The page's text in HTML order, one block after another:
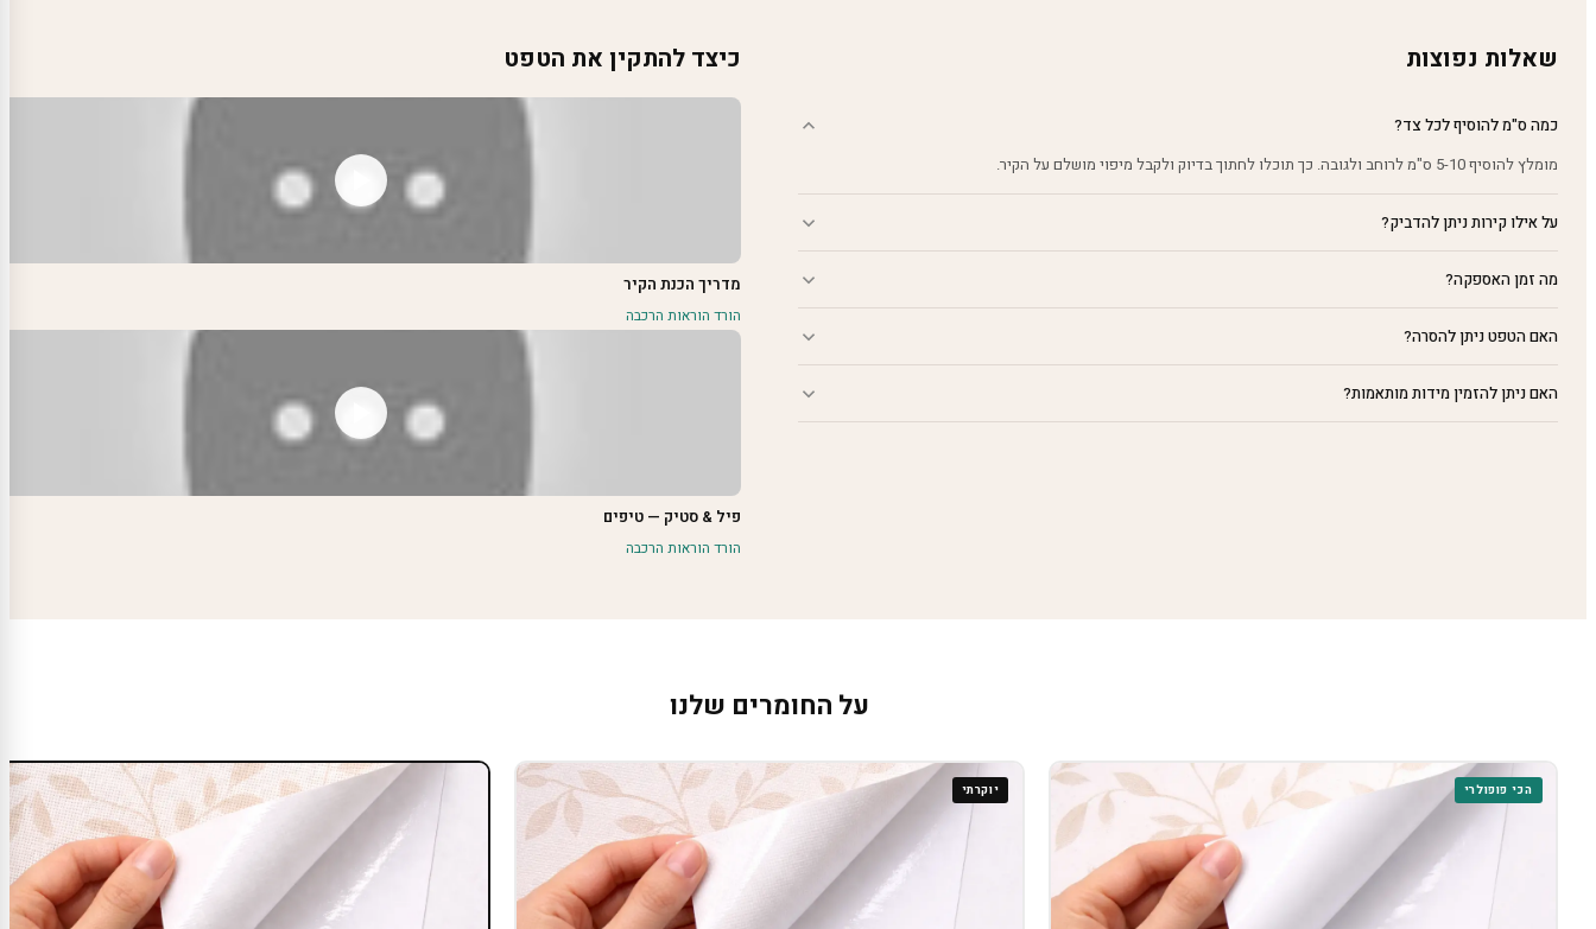
שאלות נפוצות
כמה ס"מ להוסיף לכל צד?
מומלץ להוסיף 5-10 ס"מ לרוחב ולגובה. כך תוכלו לחתוך בדיוק ולקבל מיפוי מושלם על הקיר.
על אילו קירות ניתן להדביק?
מה זמן האספקה?
האם הטפט ניתן להסרה?
האם ניתן להזמין מידות מותאמות?
כיצד להתקין את הטפט
מדריך הכנת הקיר
הורד הוראות הרכבה
פיל & סטיק — טיפים
הורד הוראות הרכבה
על החומרים שלנו
הכי פופולרי יוקרתי